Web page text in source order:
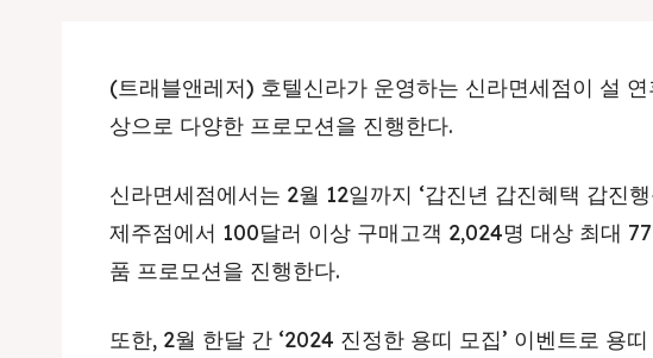
(트래블앤레저) 호텔신라가 운영하는 신라면세점이 설
상으로 다양한 프로모션을 진행한다.
신라면세점에서는 2월 12일까지 ‘갑진년 갑진혜택 갑진
제주점에서 100달러 이상 구매고객 2,024명 대상 최대
품 프로모션을 진행한다.
또한, 2월 한달 간 ‘2024 진정한 용띠 모집’ 이벤트로 용